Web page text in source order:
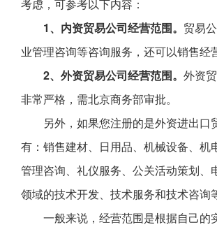
考虑，可参考以下内容：
1、内资贸易公司经营范围。 贸易
业管理咨询等咨询服务，还可以销售
2、外资贸易公司经营范围。 外资
非常严格，需北京商务部审批。
另外，如果您注册的是外资进出
有：销售建材、日用品、机械设备、
管理咨询、礼仪服务、公关活动策划
领域的技术开发、技术服务和技术咨询
一般来说，经营范围是根据自己